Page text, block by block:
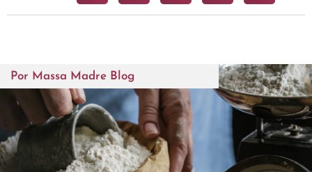
Por Massa Madre Blog